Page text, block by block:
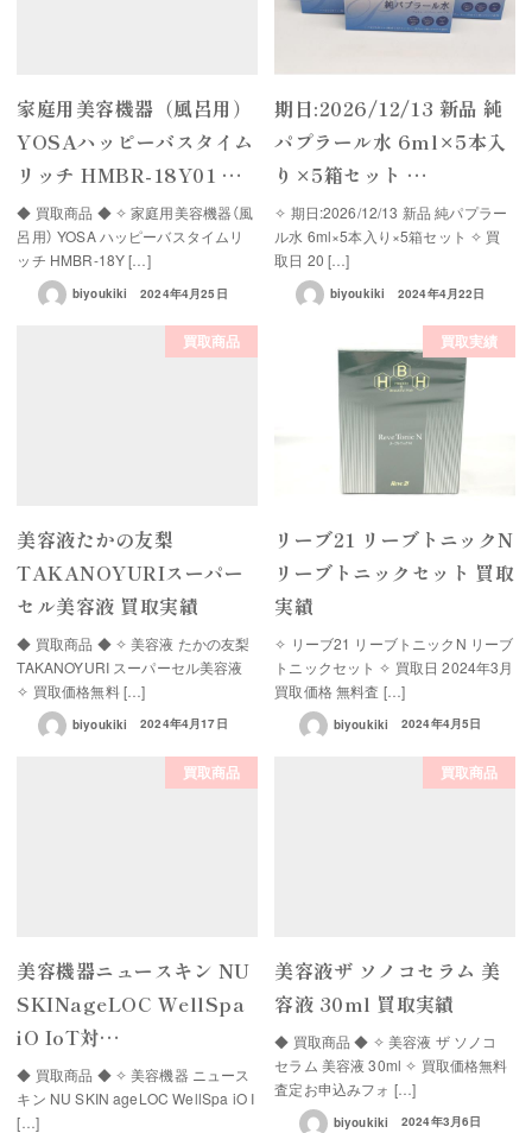
家庭用美容機器（風呂用）
YOSAハッピーバスタイム
リッチ HMBR-18Y01 …
◆ 買取商品 ◆ ✧ 家庭用美容機器（風
呂用） YOSA ハッピーバスタイムリ
ッチ HMBR-18Y […]
biyoukiki 2024年4月25日
期日:2026/12/13 新品 純
パプラール水 6ml×5本入
り×5箱セット …
✧ 期日:2026/12/13 新品 純パプラー
ル水 6ml×5本入り×5箱セット ✧ 買
取日 20 […]
biyoukiki 2024年4月22日
買取商品
美容液たかの友梨
TAKANOYURIスーパー
セル美容液 買取実績
◆ 買取商品 ◆ ✧ 美容液 たかの友梨
TAKANOYURI スーパーセル美容液
✧ 買取価格無料 […]
biyoukiki 2024年4月17日
買取実績
リーブ21 リーブトニックN
リーブトニックセット 買取
実績
✧ リーブ21 リーブトニックN リーブ
トニックセット ✧ 買取日 2024年3月
買取価格 無料査 […]
biyoukiki 2024年4月5日
買取商品
美容機器ニュースキン NU
SKINageLOC WellSpa
iO IoT対…
◆ 買取商品 ◆ ✧ 美容機器 ニュース
キン NU SKIN ageLOC WellSpa iO I
[…]
買取商品
美容液ザ ソノコセラム 美
容液 30ml 買取実績
◆ 買取商品 ◆ ✧ 美容液 ザ ソノコ
セラム 美容液 30ml ✧ 買取価格無料
査定お申込みフォ […]
biyoukiki 2024年3月6日